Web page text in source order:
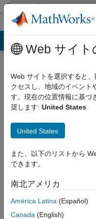
コンテンツへスキップ
Community
Profile
zafran
khan
2017
ら
ク
ィ
ブ
Web サイト
Web サイトを選択すると
クセスし、地域のイベント
す。現在の位置情報に基づ
奨します: United States
United States
また、以下のリストから
できます。
南北アメリカ
América Latina (Español)
Canada (English)